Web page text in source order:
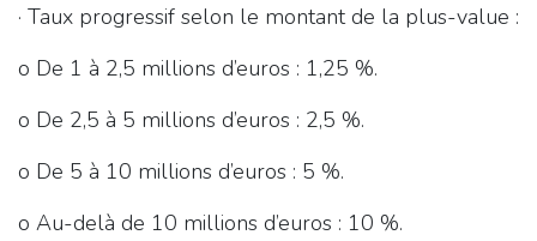
· Taux progressif selon le montant de la plus-value :
o De 1 à 2,5 millions d’euros : 1,25 %.
o De 2,5 à 5 millions d’euros : 2,5 %.
o De 5 à 10 millions d’euros : 5 %.
o Au-delà de 10 millions d’euros : 10 %.